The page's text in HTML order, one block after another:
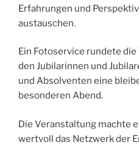
Erfahrungen und
austauschen.
Ein Fotoservice rundete
den Jubilarinnen und
und Absolventen eine
besonderen Abend.
Die Veranstaltung machte
wertvoll das Netzwerk der